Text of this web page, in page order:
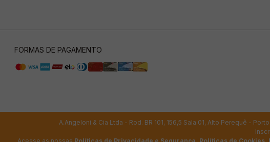
FORMAS DE PAGAMENTO
A.Angeloni & Cia Ltda - Rod. BR 101, 156,5 Sala 01, Alto Perequê -